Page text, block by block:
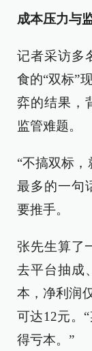
成本压力与
记者采访多
食的“双标”
弈的结果，
监管难题。
“不搞双标，
最多的一句
要推手。
张先生算了
去平台抽成
本，净利润
可达12元。
得亏本。”